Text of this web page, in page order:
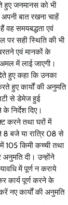
हुए जनमानस को भी
बात रखना चाहें
वह समयबद्धता एवं
पर सही स्थिति की भी
एवं मानकों के
में लाई जाएगी।
हुए कहा कि उनका
हुए कार्यों की अनुमति
से डेमेज हुई
निर्देश दिए।
करने तथा घरों में
बजे या रात्रि 08 से
105 किमी कच्ची तथा
दी। उन्होंने
में पूर्ण न कराये
कार्य पूर्ण करने के
नए कार्यों की अनुमति